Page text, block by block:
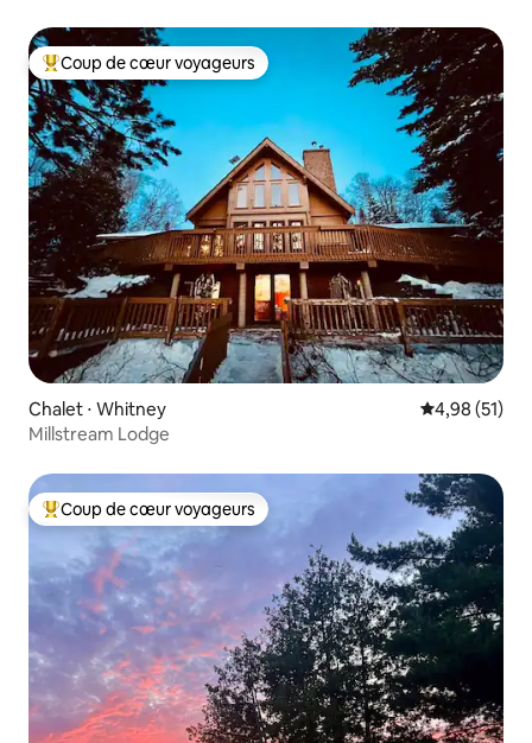
Coups de cœur voyageurs les plus appréciés
Coup de cœur voyageurs
Chalet ⋅ Whitney Évaluation
4,98 (51)
Millstream Lodge
Coups de cœur voyageurs les plus appréciés
Coup de cœur voyageurs